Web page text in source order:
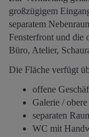
großzügigem
separatem
Fensterfront und die
Büro, Atelier,
Die Fläche verfügt
offene
Galerie /
separaten
WC mit